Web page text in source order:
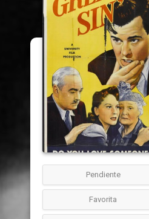
Pendiente
Favorita